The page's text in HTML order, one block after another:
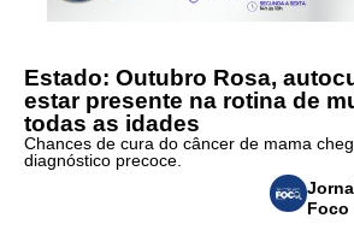
Estado: Outubro Rosa,
estar presente na rotina de
todas as idades
Chances de cura do câncer de mama
diagnóstico precoce.
Foco